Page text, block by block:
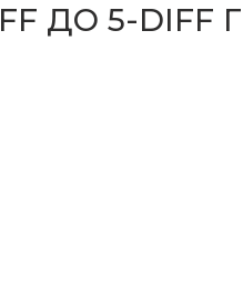
ДО 5-DIFF